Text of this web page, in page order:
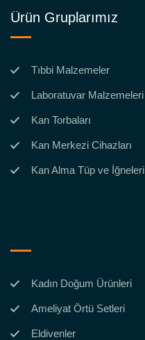
Ürün Gruplarımız
Tıbbi Malzemeler
Laboratuvar Malzemeleri
Kan Torbaları
Kan Merkezi Cihazları
Kan Alma Tüp ve İğneleri
Kadın Doğum Ürünleri
Ameliyat Örtü Setleri
Eldivenler